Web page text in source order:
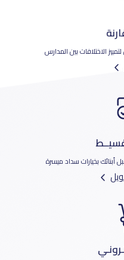
الاختلافات بين المدارس
بخيارات سداد ميسرة